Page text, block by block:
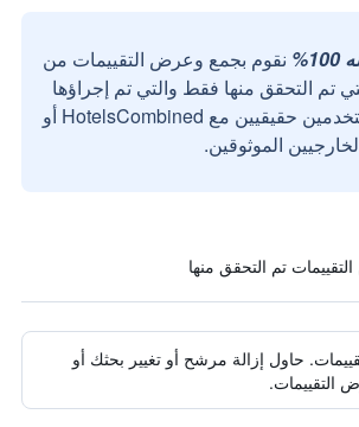
نقوم بجمع وعرض التقييمات من
تم التحقق منها فقط والتي تم إجراؤها
بواسطة مستخدمين حقيقيين مع HotelsCombined أو
الموثوقين.
حاول إزالة مرشح أو تغيير بحثك أو